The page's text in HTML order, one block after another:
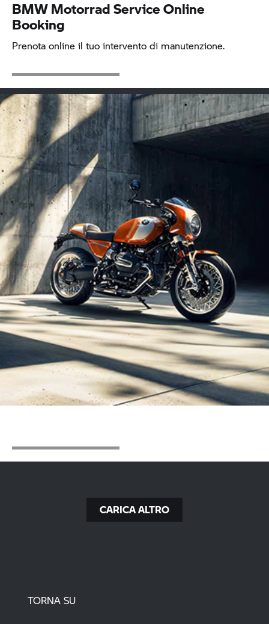
BMW MotorradService Online
Booking
Prenota online il tuo intervento di manutenzione.
CARICA ALTRO
TORNA SU